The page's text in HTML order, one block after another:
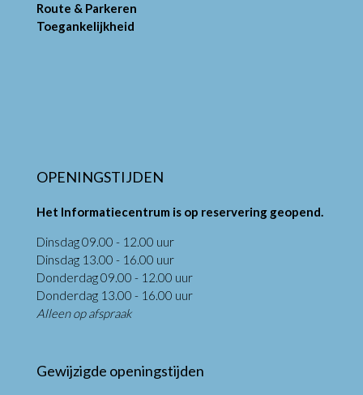
Route & Parkeren
Toegankelijkheid
OPENINGSTIJDEN
Het Informatiecentrum is op reservering geopend.
Dinsdag 09.00 - 12.00 uur
Dinsdag 13.00 - 16.00 uur
Donderdag 09.00 - 12.00 uur
Donderdag 13.00 - 16.00 uur
Alleen op afspraak
Gewijzigde openingstijden